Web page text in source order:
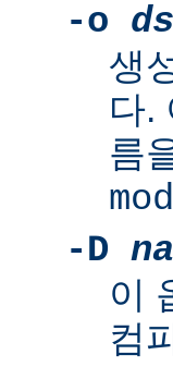
-o
생
다.
름
-D
이
컴